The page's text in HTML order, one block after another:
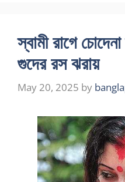
স্বামী রাগে
গুদের রস ঝরায়
May 20, 2025 by